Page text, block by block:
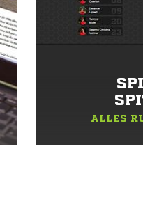
ALLES